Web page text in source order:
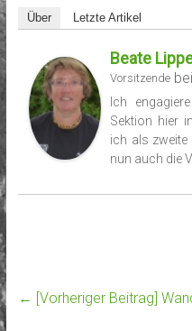
Über Letzte Artikel
Beate
Vorsitzendebei
Ich
Sektion hier
ich als zweite
nun auch die
← [Vorheriger Beitrag]